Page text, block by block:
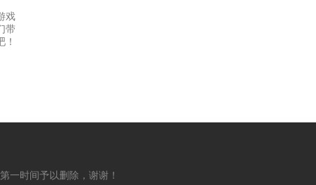
戏
带
一时间予以删除，谢谢！